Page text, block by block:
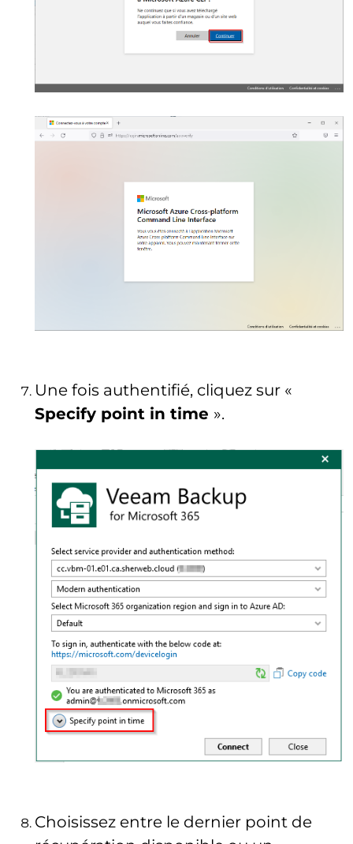
Une fois authentifié, cliquez sur «
Specify point in time ».
Choisissez entre le dernier point de